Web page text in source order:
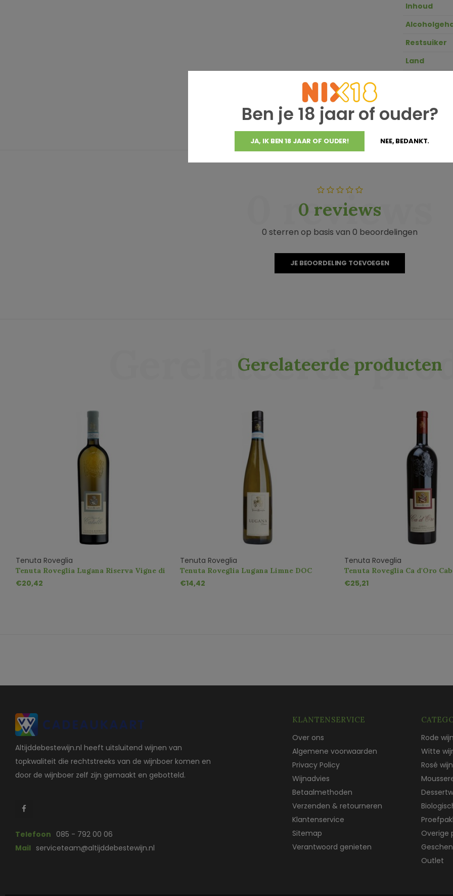
Ben je 18 jaar of ouder?
JA, IK BEN 18 JAAR OF OUDER! NEE, BEDANKT.
Inhoud
Restsuiker
Land
Zuurgraad
0 reviews
0 reviews
0 sterren op basis van 0 beoordelingen
JE BEOORDELING TOEVOEGEN
Gerelateerde producten
Gerelateerde
Tenuta Roveglia
Tenuta Roveglia Lugana Riserva Vigne di
Catullo DOC
€20,42
Tenuta Roveglia
Tenuta Roveglia Lugana Limne DOC
€14,42
Tenuta Roveglia
Tenuta Roveglia Ca d'Oro
Sauvignon DOC
€25,21
Altijddebestewijn.nl heeft uitsluitend wijnen van
topkwaliteit die rechtstreeks van de wijnboer komen en
door de wijnboer zelf zijn gemaakt en gebotteld.
Telefoon 085 - 792 00 06
Mail serviceteam@altijddebestewijn.nl
KLANTENSERVICE
Over ons
Algemene voorwaarden
Privacy Policy
Wijnadvies
Betaalmethoden
Verzenden & retourneren
Klantenservice
Sitemap
Verantwoord genieten
Rode wijn
Witte
Rosé wijn
Overige
Outlet